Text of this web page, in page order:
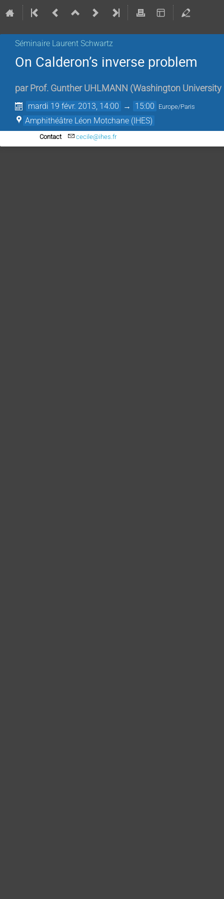
Séminaire Laurent Schwartz
On Calderon’s inverse problem
par Prof. Gunther UHLMANN (Washington
mardi 19 févr. 2013, 14:00 → 15:00 Europe/Paris
Amphithéâtre Léon Motchane (IHES)
Contact cecile@ihes.fr